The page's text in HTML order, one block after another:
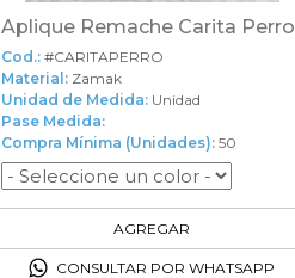
Aplique Remache Carita Perro
Cod.: #CARITAPERRO
Material: Zamak
Unidad de Medida: Unidad
Pase Medida:
Compra Mínima (Unidades): 50
AGREGAR
50en el carrito
CONSULTAR POR WHATSAPP